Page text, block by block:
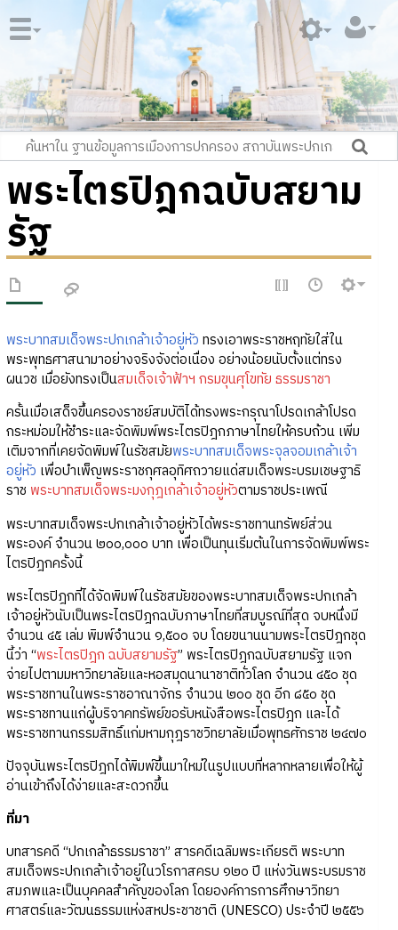
พระไตรปิฎกฉบับสยาม
รัฐ
พระบาทสมเด็จพระปกเกล้าเจ้าอยู่หัว ทรงเอาพระราชหฤทัยใส่ใน
พระพุทธศาสนามาอย่างจริงจังต่อเนื่อง อย่างน้อยนับตั้งแต่ทรง
ผนวช เมื่อยังทรงเป็นสมเด็จเจ้าฟ้าฯ กรมขุนศุโขทัย ธรรมราชา
ครั้นเมื่อเสด็จขึ้นครองราชย์สมบัติได้ทรงพระกรุณาโปรดเกล้าโปรด
กระหม่อมให้ชำระและจัดพิมพ์พระไตรปิฎกภาษาไทยให้ครบถ้วน เพิ่ม
เติมจากที่เคยจัดพิมพ์ในรัชสมัยพระบาทสมเด็จพระจุลจอมเกล้าเจ้า
อยู่หัว เพื่อบำเพ็ญพระราชกุศลอุทิศถวายแด่สมเด็จพระบรมเชษฐาธิ
ราช พระบาทสมเด็จพระมงกุฎเกล้าเจ้าอยู่หัวตามราชประเพณี
พระบาทสมเด็จพระปกเกล้าเจ้าอยู่หัวได้พระราชทานทรัพย์ส่วน
พระองค์ จำนวน ๒๐๐,๐๐๐ บาท เพื่อเป็นทุนเริ่มต้นในการจัดพิมพ์พระ
ไตรปิฎกครั้งนี้
พระไตรปิฎกที่ได้จัดพิมพ์ในรัชสมัยของพระบาทสมเด็จพระปกเกล้า
เจ้าอยู่หัวนับเป็นพระไตรปิฎกฉบับภาษาไทยที่สมบูรณ์ที่สุด จบหนึ่งมี
จำนวน ๔๕ เล่ม พิมพ์จำนวน ๑,๕๐๐ จบ โดยขนานนามพระไตรปิฎกชุด
นี้ว่า “พระไตรปิฎก ฉบับสยามรัฐ” พระไตรปิฎกฉบับสยามรัฐ แจก
จ่ายไปตามมหาวิทยาลัยและหอสมุดนานาชาติทั่วโลก จำนวน ๔๕๐ ชุด
พระราชทานในพระราชอาณาจักร จำนวน ๒๐๐ ชุด อีก ๘๕๐ ชุด
พระราชทานแก่ผู้บริจาคทรัพย์ขอรับหนังสือพระไตรปิฎก และได้
พระราชทานกรรมสิทธิ์แก่มหามกุฎราชวิทยาลัยเมื่อพุทธศักราช ๒๔๗๐
ปัจจุบันพระไตรปิฎกได้พิมพ์ขึ้นมาใหม่ในรูปแบบที่หลากหลายเพื่อให้ผู้
อ่านเข้าถึงได้ง่ายและสะดวกขึ้น
ที่มา
บทสารคดี “ปกเกล้าธรรมราชา” สารคดีเฉลิมพระเกียรติ พระบาท
สมเด็จพระปกเกล้าเจ้าอยู่ในวโรกาสครบ ๑๒๐ ปี แห่งวันพระบรมราช
สมภพและเป็นบุคคลสำคัญของโลก โดยองค์การการศึกษาวิทยา
ศาสตร์และวัฒนธรรมแห่งสหประชาชาติ (UNESCO) ประจำปี ๒๕๕๖